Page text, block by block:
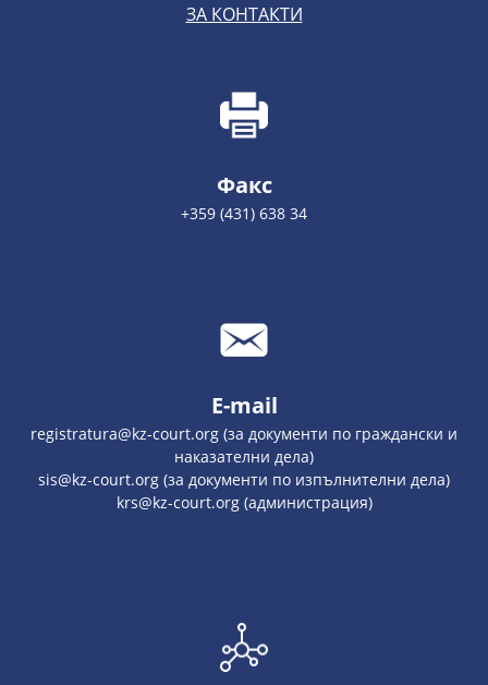
ЗА КОНТАКТИ
Факс
+359 (431) 638 34
E-mail
registratura@kz-court.org (за документи по граждански и
наказателни дела)
sis@kz-court.org (за документи по изпълнителни дела)
krs@kz-court.org (администрация)